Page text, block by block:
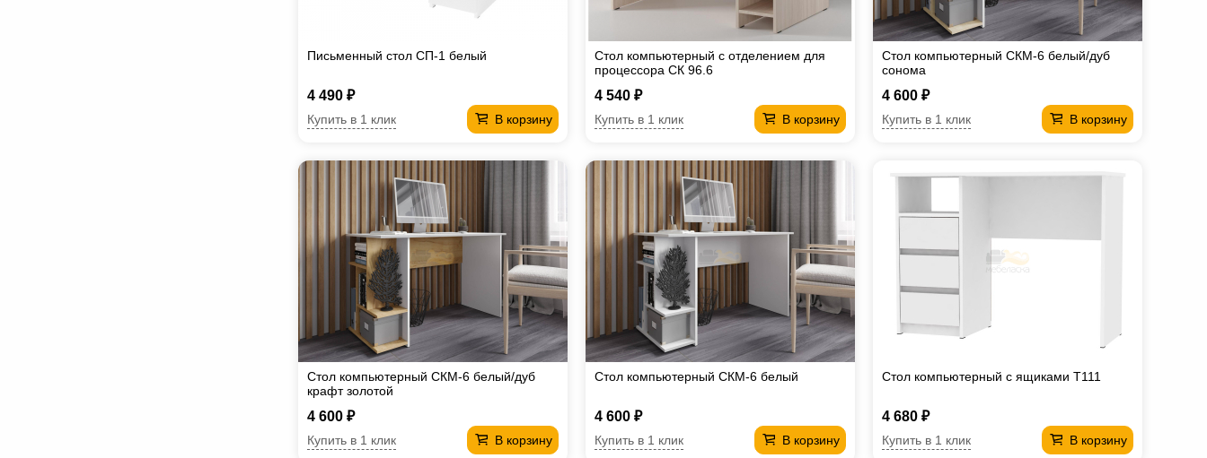
Письменный стол СП-1 белый
4 490 ₽
В корзину
Купить в 1 клик
Стол компьютерный с отделением для
процессора СК 96.6
4 540 ₽
В корзину
Купить в 1 клик
Стол компьютерный СКМ-6 белый/дуб
сонома
4 600 ₽
В корзину
Купить в 1 клик
Стол компьютерный СКМ-6 белый/дуб
крафт золотой
4 600 ₽
В корзину
Купить в 1 клик
Стол компьютерный СКМ-6 белый
4 600 ₽
В корзину
Купить в 1 клик
Стол компьютерный с ящиками T111
4 680 ₽
В корзину
Купить в 1 клик